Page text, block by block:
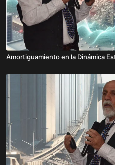
Amortiguamiento en la Dinámica